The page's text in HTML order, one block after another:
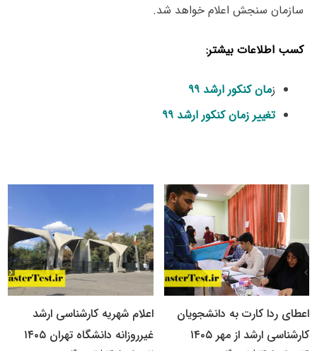
سازمان سنجش اعلام خواهد شد.
کسب اطلاعات بیشتر:
زمان کنکور ارشد ۹۹
تغییر زمان کنکور ارشد ۹۹
اعطای ردا کارت به دانشجویان
کارشناسی ارشد از مهر ۱۴۰۵
اعلام شهریه کارشناسی ارشد
غیرروزانه دانشگاه تهران ۱۴۰۵